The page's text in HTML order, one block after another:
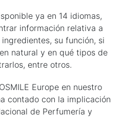
ya en 14 idiomas,
información relativa a
su función, si
natural y en qué tipos de
entre otros.
Europe en nuestro
contado con la implicación
de Perfumería y